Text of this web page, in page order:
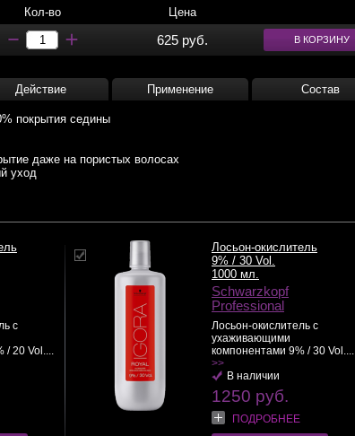
Кол-во Цена
625 руб. В КОРЗИНУ
Действие Применение Состав
покрытия седины
даже на пористых волосах
уход
с
/ 20 Vol....
Лосьон-окислитель
9% / 30 Vol.
1000 мл.
Schwarzkopf
Professional
Лосьон-окислитель с
ухаживающими
компонентами 9% / 30 Vol....
>>
В наличии
1250 руб.
ПОДРОБНЕЕ